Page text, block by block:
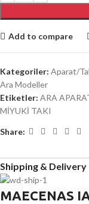
Add to compare
Kategoriler: Aparat/
Ara Modeller
Etiketler: ARA
MİYUKİ TAKI
Share:
Shipping & Delivery
MAECENAS